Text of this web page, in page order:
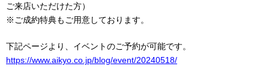
ご来店いただけた方）
※ご成約特典もご用意しております。
下記ページより、イベントのご予約が可能です。
https://www.aikyo.co.jp/blog/event/20240518/